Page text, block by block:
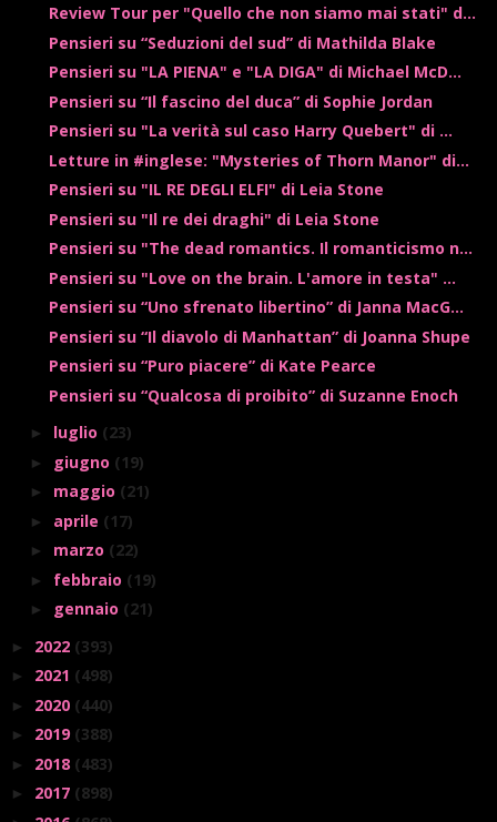
Review Tour per "Quello che non siamo mai stati" d...
Pensieri su “Seduzioni del sud” di Mathilda Blake
Pensieri su "LA PIENA" e "LA DIGA" di Michael McD...
Pensieri su “Il fascino del duca” di Sophie Jordan
Pensieri su "La verità sul caso Harry Quebert" di ...
Letture in #inglese: "Mysteries of Thorn Manor" di...
Pensieri su "IL RE DEGLI ELFI" di Leia Stone
Pensieri su "Il re dei draghi" di Leia Stone
Pensieri su "The dead romantics. Il romanticismo n...
Pensieri su "Love on the brain. L'amore in testa" ...
Pensieri su “Uno sfrenato libertino” di Janna MacG...
Pensieri su “Il diavolo di Manhattan” di Joanna Shupe
Pensieri su “Puro piacere” di Kate Pearce
Pensieri su “Qualcosa di proibito” di Suzanne Enoch
► luglio (23)
► giugno (19)
► maggio (21)
► aprile (17)
► marzo (22)
► febbraio (19)
► gennaio (21)
► 2022 (393)
► 2021 (498)
► 2020 (440)
► 2019 (388)
► 2018 (483)
► 2017 (898)